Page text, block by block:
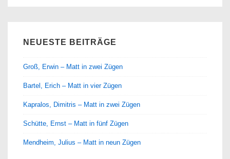
NEUESTE BEITRÄGE
Groß, Erwin – Matt in zwei Zügen
Bartel, Erich – Matt in vier Zügen
Kapralos, Dimitris – Matt in zwei Zügen
Schütte, Ernst – Matt in fünf Zügen
Mendheim, Julius – Matt in neun Zügen